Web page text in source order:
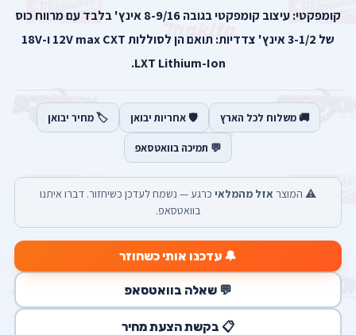
קומפקטי: עיצוב קומפקטי בגובה 8-9/16 אינץ' בלבד עם מרווח כוס
של 3-1/2 אינץ' צדדיות: תואם הן לסוללות 12V max CXT ו-18V
LXT Lithium-Ion.
🚚 משלוח לכל הארץ 🛡️ אחריות יבואן 🏷️ מחיר יבואן
💬 תמיכה בוואטסאפ
⚠️ המוצר אזל מהמלאי כרגע — נשמח לעדכן כשיחזור. דברו איתנו
בוואטסאפ.
🔔 עדכנו אותי כשחוזר
💬 שאלה בוואטסאפ
📋 בקשת הצעת מחיר